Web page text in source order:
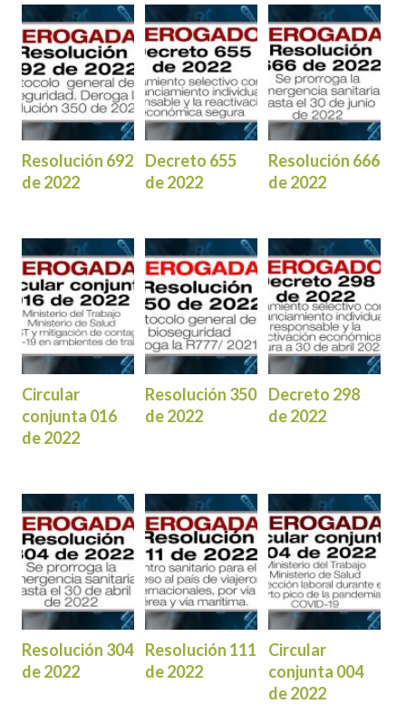
Resolución 692
de 2022
Decreto 655
de 2022
Resolución 666
de 2022
Circular
conjunta 016
de 2022
Resolución 350
de 2022
Decreto 298
de 2022
Resolución 304
de 2022
Resolución 111
de 2022
Circular
conjunta 004
de 2022